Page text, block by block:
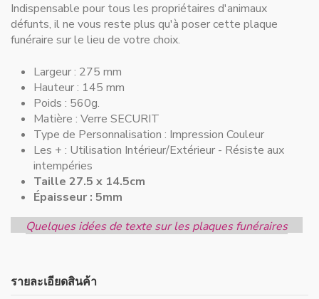
Indispensable pour tous les propriétaires d'animaux
défunts, il ne vous reste plus qu'à poser cette plaque
funéraire sur le lieu de votre choix.
Largeur : 275 mm
Hauteur : 145 mm
Poids : 560g.
Matière : Verre SECURIT
Type de Personnalisation : Impression Couleur
Les + : Utilisation Intérieur/Extérieur - Résiste aux
intempéries
Taille 27.5 x 14.5cm
Épaisseur : 5mm
Quelques idées de texte sur les plaques funéraires
รายละเอียดสินค้า